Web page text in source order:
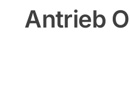
Antrieb